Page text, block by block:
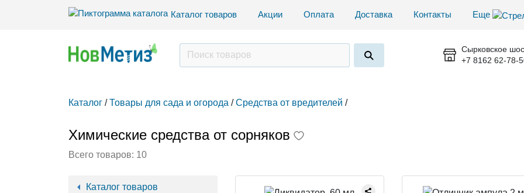
Каталог товаров Акции Оплата Доставка Контакты Еще
Сырковское
+7 8162 62-78-
Каталог / Товары для сада и огорода / Средства от вредителей /
Химические средства от сорняков
Всего товаров: 10
Каталог товаров